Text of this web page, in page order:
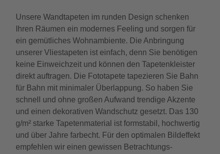
Unsere Wandtapeten im runden Design schenken
Ihren Räumen ein modernes Feeling und sorgen für
ein gemütliches Wohnambiente. Die Anbringung
unserer Vliestapeten ist einfach, denn Sie benötigen
keine Einweichzeit und können den Tapetenkleister
direkt auftragen. Die Fototapete tapezieren Sie Bahn
für Bahn mit minimaler Überlappung. So haben Sie
schnell und ohne großen Aufwand trendige Akzente
und einen dekorativen Wandschutz gesetzt. Das 130
g/m² starke Tapetenmaterial ist formstabil, hochwertig
und über Jahre farbecht. Für den optimalen Bildeffekt
empfehlen wir einen gewissen Betrachtungs-